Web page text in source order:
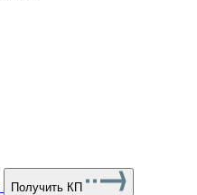
Получить КП